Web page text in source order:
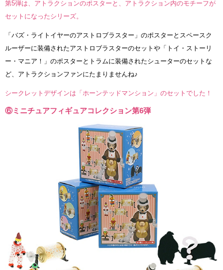
第5弾は、アトラクションのポスターと、アトラクション内のモチーフが
セットになったシリーズ。
「バズ・ライトイヤーのアストロブラスター」のポスターとスペースク
ルーザーに装備されたアストロブラスターのセットや「トイ・ストーリ
ー・マニア！」のポスターとトラムに装備されたシューターのセットな
ど、アトラクションファンにたまりませんね♪
シークレットデザインは「ホーンテッドマンション」のセットでした！
⑥ミニチュアフィギュアコレクション第6弾